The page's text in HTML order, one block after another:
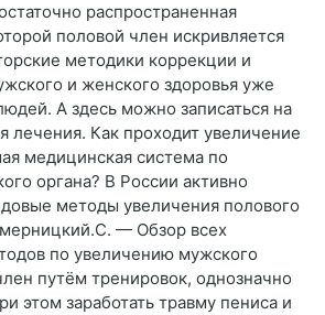
распространенная
половой член искривляется
методики коррекции и
и женского здоровья уже
А здесь можно записаться на
лечения. Как проходит увеличение
медицинская система по
органа? В России активно
методы увеличения полового
— Обзор всех
по увеличению мужского
путём тренировок, однозначно
этом заработать травму пениса и